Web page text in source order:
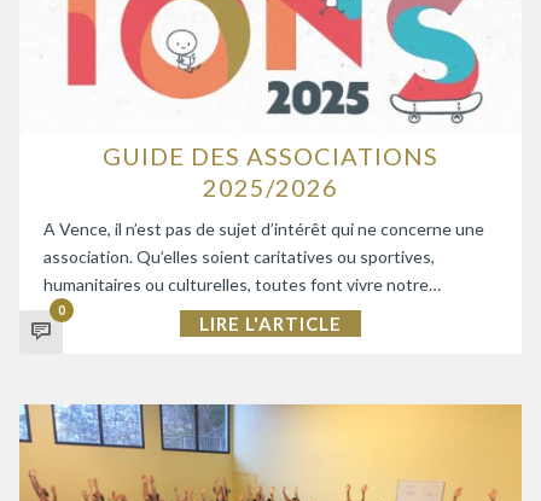
GUIDE DES ASSOCIATIONS
2025/2026
A Vence, il n’est pas de sujet d’intérêt qui ne concerne une
association. Qu’elles soient caritatives ou sportives,
humanitaires ou culturelles, toutes font vivre notre…
0
LIRE L'ARTICLE